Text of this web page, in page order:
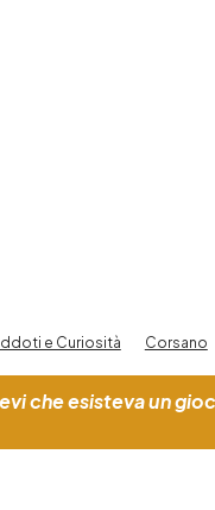
e Curiosità Corsano
che esisteva un